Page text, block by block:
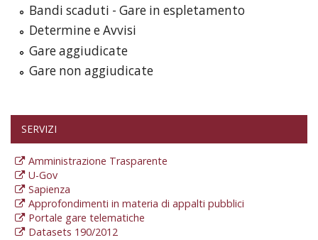
Bandi scaduti - Gare in espletamento
Determine e Avvisi
Gare aggiudicate
Gare non aggiudicate
SERVIZI
Amministrazione Trasparente
U-Gov
Sapienza
Approfondimenti in materia di appalti pubblici
Portale gare telematiche
Datasets 190/2012